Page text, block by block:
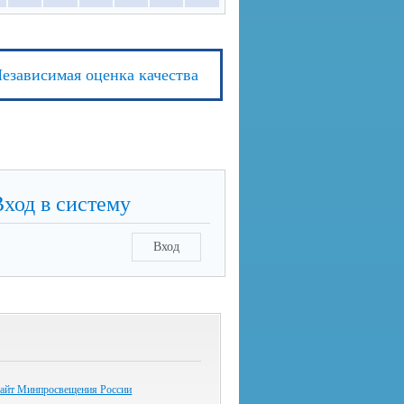
оценка качества
в систему
Вход
Минпросвещения России